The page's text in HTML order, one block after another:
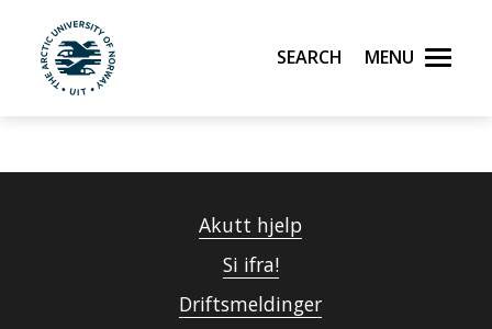
UiT The Arctic University of Norway
Search Menu
Akutt hjelp
Si ifra!
Driftsmeldinger